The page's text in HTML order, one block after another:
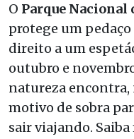
O Parque Nacional
protege um
direito a um
outubro e
natureza
motivo de sobra
sair viajando.